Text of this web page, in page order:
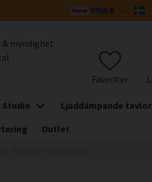
& myndighet
Studio
Ljuddämpande tavlor
Outlet